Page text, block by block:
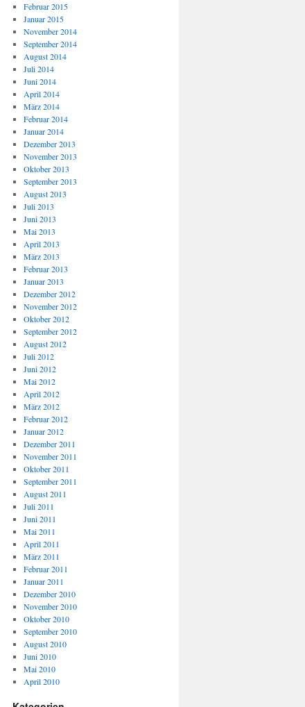
Februar 2015
Januar 2015
November 2014
September 2014
August 2014
Juli 2014
Juni 2014
April 2014
März 2014
Februar 2014
Januar 2014
Dezember 2013
November 2013
Oktober 2013
September 2013
August 2013
Juli 2013
Juni 2013
Mai 2013
April 2013
März 2013
Februar 2013
Januar 2013
Dezember 2012
November 2012
Oktober 2012
September 2012
August 2012
Juli 2012
Juni 2012
Mai 2012
April 2012
März 2012
Februar 2012
Januar 2012
Dezember 2011
November 2011
Oktober 2011
September 2011
August 2011
Juli 2011
Juni 2011
Mai 2011
April 2011
März 2011
Februar 2011
Januar 2011
Dezember 2010
November 2010
Oktober 2010
September 2010
August 2010
Juni 2010
Mai 2010
April 2010